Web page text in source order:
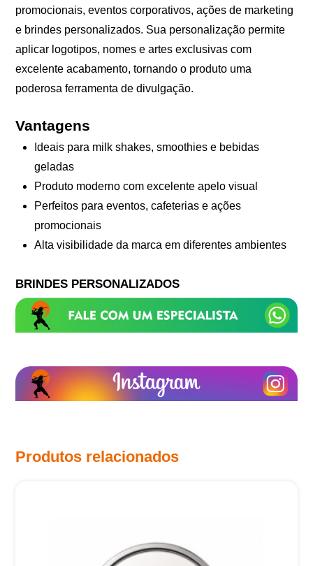
promocionais, eventos corporativos, ações de marketing
e brindes personalizados. Sua personalização permite
aplicar logotipos, nomes e artes exclusivas com
excelente acabamento, tornando o produto uma
poderosa ferramenta de divulgação.
Vantagens
Ideais para milk shakes, smoothies e bebidas
geladas
Produto moderno com excelente apelo visual
Perfeitos para eventos, cafeterias e ações
promocionais
Alta visibilidade da marca em diferentes ambientes
BRINDES PERSONALIZADOS
Produtos relacionados